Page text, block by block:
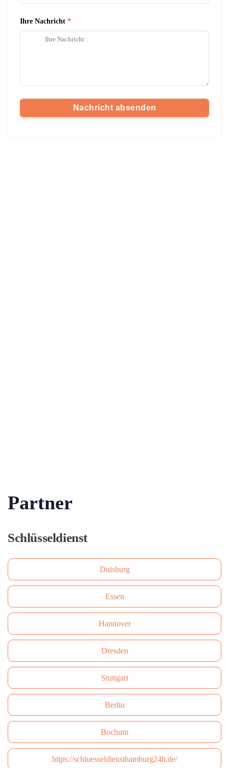
Ihre Nachricht
Nachricht absenden
Partner
Schlüsseldienst
Duisburg
Essen
Hannover
Dresden
Stuttgart
Berlin
Bochum
https://schluesseldiensthamburg24h.de/